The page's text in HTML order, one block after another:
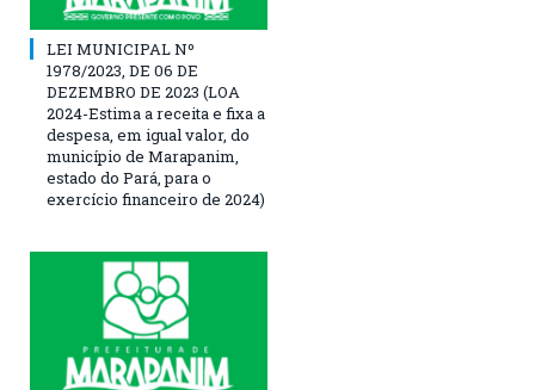
LEI MUNICIPAL Nº
1978/2023, DE 06 DE
DEZEMBRO DE 2023 (LOA
2024-Estima a receita e fixa a
despesa, em igual valor, do
município de Marapanim,
estado do Pará, para o
exercício financeiro de 2024)